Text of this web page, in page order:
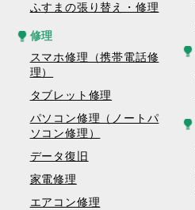
ふすまの張り替え・修理
修理
スマホ修理（携帯電話修
理）
タブレット修理
パソコン修理（ノートパ
ソコン修理）
データ復旧
家電修理
エアコン修理